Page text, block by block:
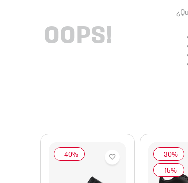
OOPS!
tenis futbol
tenis nike